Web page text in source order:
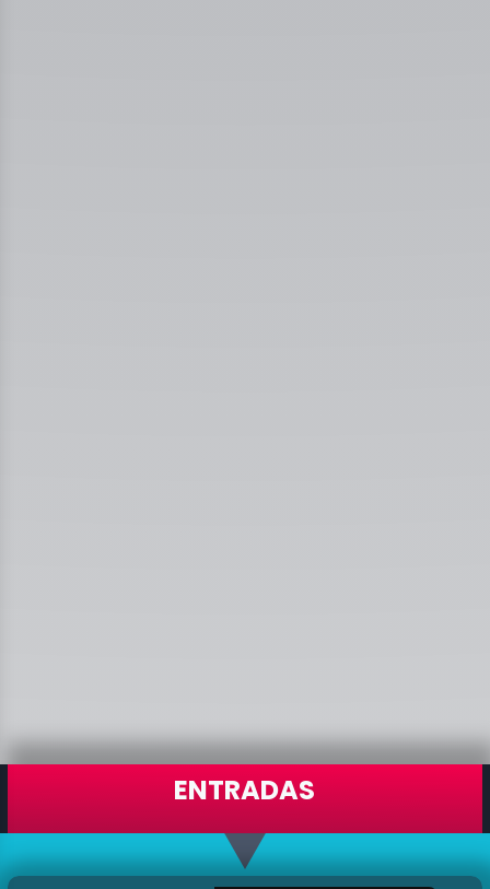
ENTRADAS